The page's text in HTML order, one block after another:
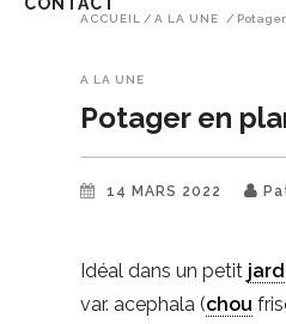
CONTACT
ACCUEIL / A LA UNE /
A LA UNE
Potager en
14 MARS 2022
Idéal dans un petit
var. acephala (chou